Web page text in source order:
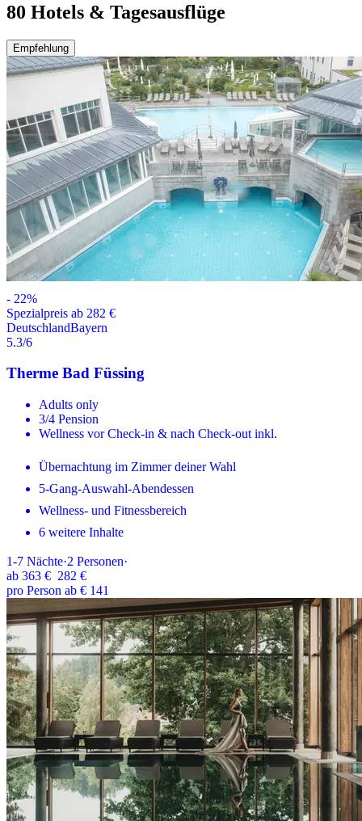
80 Hotels & Tagesausflüge
Empfehlung
- 22%
Spezialpreis ab 282 €
DeutschlandBayern
5.3/6
Therme Bad Füssing
Adults only
3/4 Pension
Wellness vor Check-in & nach Check-out inkl.
Übernachtung im Zimmer deiner Wahl
5-Gang-Auswahl-Abendessen
Wellness- und Fitnessbereich
6 weitere Inhalte
1-7 Nächte·2 Personen·
ab 363 € 282 €
pro Person ab € 141